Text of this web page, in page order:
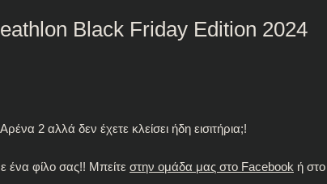
Black Friday Edition 2024
2 αλλά δεν έχετε κλείσει ήδη εισιτήρια;!
ένα φίλο σας!! Μπείτε στην ομάδα μας στο Facebook ή στο